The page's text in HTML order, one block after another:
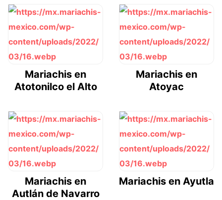
Mariachis en
Atotonilco el Alto
Mariachis en
Atoyac
Mariachis en
Autlán de Navarro
Mariachis en Ayutla